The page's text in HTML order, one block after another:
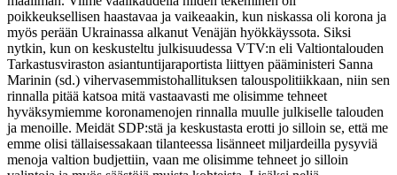
poikkeuksellisen haastavaa ja vaikeaakin, kun niskassa oli korona ja
myös perään Ukrainassa alkanut Venäjän hyökkäyssota. Siksi
nytkin, kun on keskusteltu julkisuudessa VTV:n eli Valtiontalouden
Tarkastusviraston asiantuntijaraportista liittyen pääministeri Sanna
Marinin (sd.) vihervasemmistohallituksen talouspolitiikkaan, niin sen
rinnalla pitää katsoa mitä vastaavasti me olisimme tehneet
hyväksymiemme koronamenojen rinnalla muulle julkiselle talouden
ja menoille. Meidät SDP:stä ja keskustasta erotti jo silloin se, että me
emme olisi tällaisessakaan tilanteessa lisänneet miljardeilla pysyviä
menoja valtion budjettiin, vaan me olisimme tehneet jo silloin